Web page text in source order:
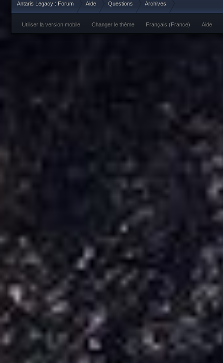
Antaris Legacy : Forum Aide Questions Archives
Utiliser la version mobile Changer le thème Français (France) Aide